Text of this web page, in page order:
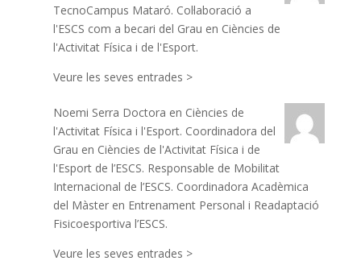
TecnoCampus Mataró. Col·laboració a
l'ESCS com a becari del Grau en Ciències de
l'Activitat Física i de l'Esport.
Veure les seves entrades >
Noemi Serra Doctora en Ciències de
l'Activitat Física i l'Esport. Coordinadora del
Grau en Ciències de l'Activitat Física i de
l'Esport de l’ESCS. Responsable de Mobilitat
Internacional de l’ESCS. Coordinadora Acadèmica
del Màster en Entrenament Personal i Readaptació
Fisicoesportiva l’ESCS.
Veure les seves entrades >